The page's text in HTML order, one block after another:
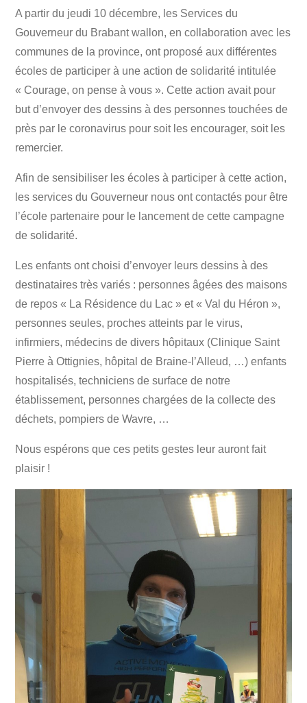
A partir du jeudi 10 décembre, les Services du
Gouverneur du Brabant wallon, en collaboration avec les
communes de la province, ont proposé aux différentes
écoles de participer à une action de solidarité intitulée
« Courage, on pense à vous ». Cette action avait pour
but d’envoyer des dessins à des personnes touchées de
près par le coronavirus pour soit les encourager, soit les
remercier.
Afin de sensibiliser les écoles à participer à cette action,
les services du Gouverneur nous ont contactés pour être
l’école partenaire pour le lancement de cette campagne
de solidarité.
Les enfants ont choisi d’envoyer leurs dessins à des
destinataires très variés : personnes âgées des maisons
de repos « La Résidence du Lac » et « Val du Héron »,
personnes seules, proches atteints par le virus,
infirmiers, médecins de divers hôpitaux (Clinique Saint
Pierre à Ottignies, hôpital de Braine-l’Alleud, …) enfants
hospitalisés, techniciens de surface de notre
établissement, personnes chargées de la collecte des
déchets, pompiers de Wavre, …
Nous espérons que ces petits gestes leur auront fait
plaisir !